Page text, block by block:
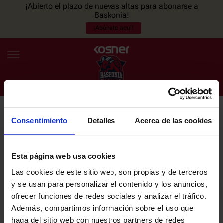
Consentimiento Detalles Acerca de las cookies
Esta página web usa cookies
Las cookies de este sitio web, son propias y de terceros
y se usan para personalizar el contenido y los anuncios,
ofrecer funciones de redes sociales y analizar el tráfico.
Además, compartimos información sobre el uso que
haga del sitio web con nuestros partners de redes
¡Abierto el plazo de nuevas altas para abonarse a
Baskonia!
¡Abónate aquí!
ES EU
NOTICIAS
PLANTILLA
ENTRADAS
NEWSLETTER
últimas noticias y promociones del club.
Email
He leído y acepto laPolítica de privacidaddel SASKI BASKONIA